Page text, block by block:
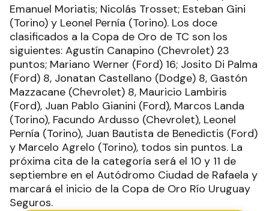
Emanuel Moriatis; Nicolás Trosset; Esteban Gini
(Torino) y Leonel Pernía (Torino). Los doce
clasificados a la Copa de Oro de TC son los
siguientes: Agustín Canapino (Chevrolet) 23
puntos; Mariano Werner (Ford) 16; Josito Di Palma
(Ford) 8, Jonatan Castellano (Dodge) 8, Gastón
Mazzacane (Chevrolet) 8, Mauricio Lambiris
(Ford), Juan Pablo Gianini (Ford), Marcos Landa
(Torino), Facundo Ardusso (Chevrolet), Leonel
Pernía (Torino), Juan Bautista de Benedictis (Ford)
y Marcelo Agrelo (Torino), todos sin puntos. La
próxima cita de la categoría será el 10 y 11 de
septiembre en el Autódromo Ciudad de Rafaela y
marcará el inicio de la Copa de Oro Río Uruguay
Seguros.